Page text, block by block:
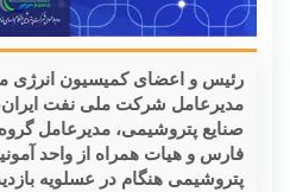
رئیس و اعضای کمیسیون
مدیرعامل شرکت ملی نفت
صنایع پتروشیمی، مدیرعامل
فارس و هیات همراه از واحد
پتروشیمی هنگام در عسلویه